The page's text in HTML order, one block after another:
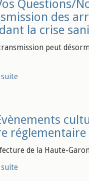
Questions/
des
la crise
peut
réglementaire
de la Haute-